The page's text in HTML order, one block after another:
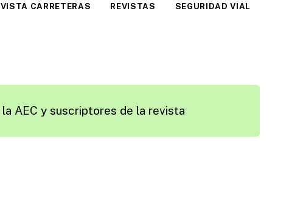
CARRETERAS REVISTAS SEGURIDAD VIAL
AEC y suscriptores de la revista